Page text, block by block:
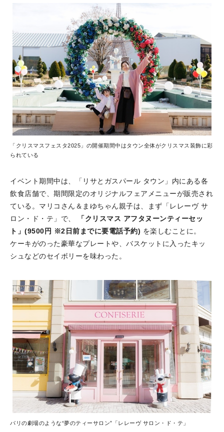
「クリスマスフェスタ2025」の開催期間中はタウン全体がクリスマス装飾に彩
られている
イベント期間中は、「リサとガスパール タウン」内にある各
飲食店舗で、期間限定のオリジナルフェアメニューが販売され
ている。マリコさん＆まゆちゃん親子は、まず「レレーヴ サ
ロン・ド・テ」で、
「クリスマス アフタヌーンティーセッ
ト」(9500円 ※2日前までに要電話予約) を楽しむことに。
ケーキがのった豪華なプレートや、バスケットに入ったキッ
シュなどのセイボリーを味わった。
パリの劇場のような“夢のティーサロン”「レレーヴ サロン・ド・テ」